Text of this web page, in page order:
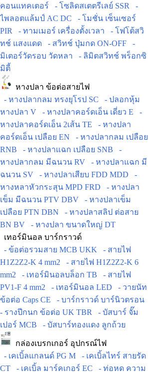
คอนแทคเตอร์
- โซลิดสเตตรีเลย์ SSR
-
ไพลอตแล้มป์ AC DC
- โมชั่น เซ็นเซอร์
PIR
- ทามเมอร์ เครื่องตั้งเวลา
- โฟโต้สวิ
ทช์ แสงแดด
- สวิทช์ ปุ่มกด ON-OFF
-
มิเตอร์วัดรอบ วัดหลา
- ลิมิตสวิทช์ พร็อกซิ
มิตี้
หางปลา ข้อต่อสายไฟ
- หางปลากลม ทรงยุโรป SC
- ปลอกหุ้ม
หางปลา V
- หางปลาคอร์ดเอ็น เดี่ยว E
-
หางปลาคอร์ดเอ็น 2เส้น TE
- หางปลา
คอร์ดเอ็น เปลือย EN
- หางปลากลม เปลือย
RNB
- หางปลาแฉก เปลือย SNB
-
หางปลากลม มีฉนวน RV
- หางปลาแฉก มี
ฉนวน SV
- หางปลาเสียบ FDD MDD
-
หางหลาหัวกระสุน MPD FRD
- หางปลา
เข็ม มีฉนวน PTV DBV
- หางปลาเข็ม
เปลือย PTN DBN
- หางปลาสลิป ต่อสาย
BN BV
- หางปลา ขนาดใหญ่ DT
เทอร์มินอล บาร์กราวด์
- ข้อต่อรวมสาย MCB UKK
- สายไฟ
H1Z2Z2-K 4 mm2
- สายไฟ H1Z2Z2-K 6
mm2
- เทอร์มินอลบล็อก TB
- สายไฟ
PV1-F 4 mm2
- เทอร์มินอล LED
- วายนัท
ข้อต่อ Caps CE
- บาร์กราวด์ บาร์นิวตรอน
- รางปีกนก ข้อต่อ UK TBR
- บัสบาร์ จั๊ม
เปอร์ MCB
- บัสบาร์ทองแดง ลูกถ้วย
กล่องเบรกเกอร์ อุปกรณ์ไฟ
- เคเบิ้ลแกลนด์ PG M
- เคเบิ้ลไทร์ สายรัด
CT
- เคเบิ้ล มาร์คเกอร์ EC
- ท่อหด ความ